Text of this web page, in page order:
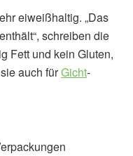
eiweißhaltig. „Das
schreiben die
Fett und kein Gluten,
auch fürGicht-